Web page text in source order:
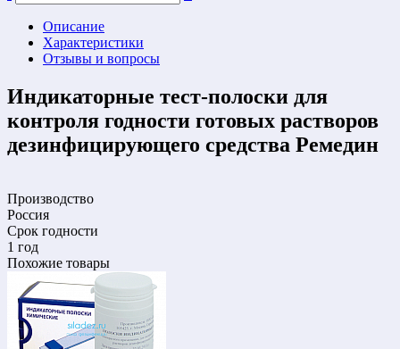
Описание
Характеристики
Отзывы и вопросы
Индикаторные тест-полоски для
контроля годности готовых растворов
дезинфицирующего средства Ремедин
Производство
Россия
Срок годности
1 год
Похожие товары